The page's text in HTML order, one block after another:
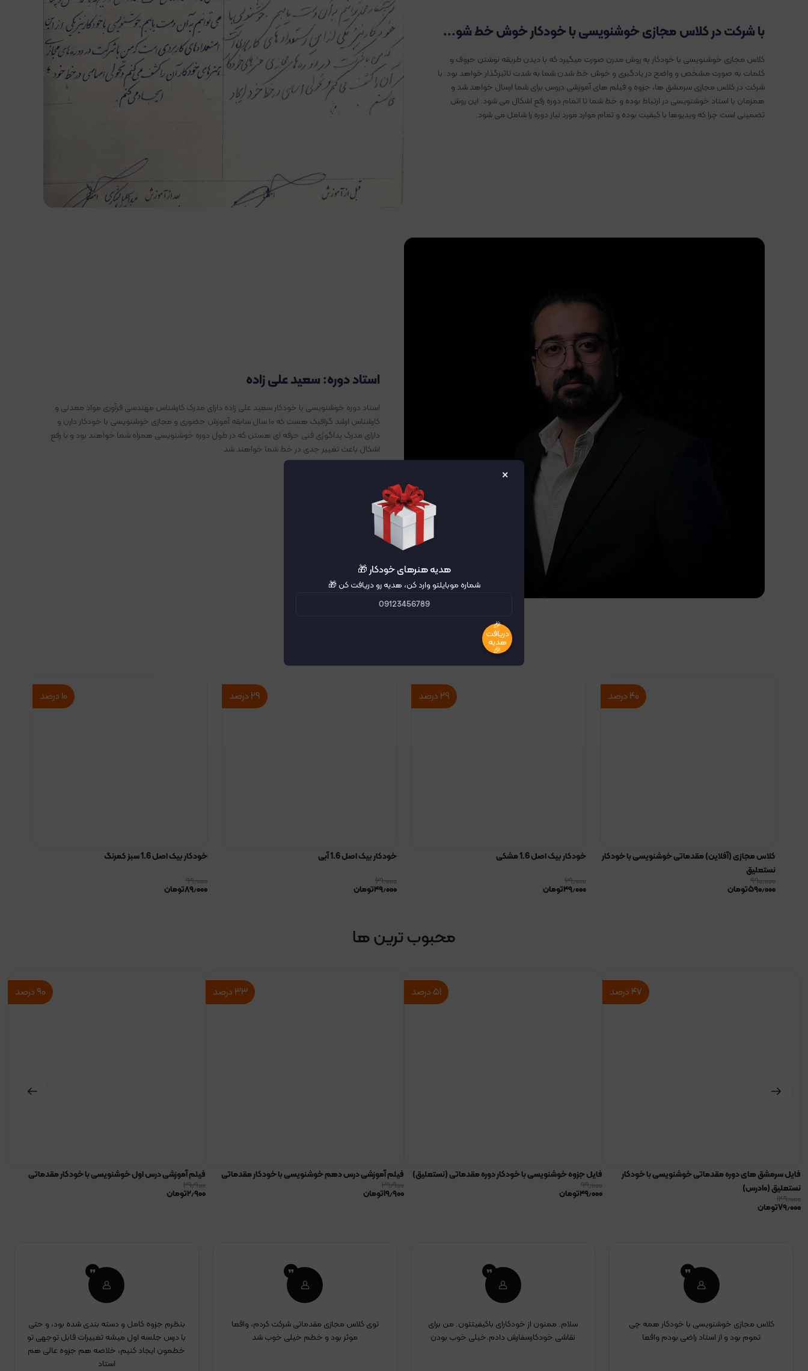
با شرکت در کلاس مجازی خوشنویسی با خودکار خوش خط شو...
کلاس مجازی خوشنویسی با خودکار به روش مدرن صورت میگیرد که با دیدن طریقه نوشتن حروف و
کلمات به صورت مشخص و واضح در یادگیری و خوش خط شدن شما به شدت تاثیرگذار خواهد بود. با
شرکت در کلاس مجازی سرمشق ها، جزوه و فیلم های آموزشی دروس برای شما ارسال خواهد شد و
همزمان با استاد خوشنویسی در ارتباط بوده و خط شما تا اتمام دوره رفع اشکال می شود. این روش
تضمینی است چرا که ویدیوها با کیفیت بوده و تمام موارد مورد نیاز دوره را شامل می شود.
استاد دوره: سعید علی زاده
استاد دوره خوشنویسی با خودکار سعید علی زاده دارای مدرک کارشناس مهندسی فرآوری مواد معدنی و
کارشناس ارشد گرافیک هست که ۱۰ سال سابقه آموزش حضوری و مجازی خوشنویسی با خودکار دارن و
دارای مدرک پداگوژی فنی حرفه ای هستن که در طول دوره خوشنویسی همراه شما خواهند بود و با رفع
اشکال باعث تغییر جدی در خط شما خواهند شد
۴۰ درصد
کلاس مجازی (آفلاین) مقدماتی خوشنویسی با خودکار
نستعلیق
۹۹۰٫۰۰۰
۵۹۰٫۰۰۰تومان
۲۹ درصد
خودکار بیک اصل 1.6 مشکی
۶۹٫۰۰۰
۴۹٫۰۰۰تومان
۲۹ درصد
خودکار بیک اصل 1.6 آبی
۶۹٫۰۰۰
۴۹٫۰۰۰تومان
۱۰ درصد
خودکار بیک اصل 1.6 سبز کمرنگ
۹۹٫۰۰۰
۸۹٫۰۰۰تومان
محبوب ترین ها
۴۷ درصد
فایل سرمشق های دوره مقدماتی خوشنویسی با خودکار
نستعلیق (۱۰درس)
۱۴۹٫۰۰۰
۷۹٫۰۰۰تومان
۵۱ درصد
فایل جزوه خوشنویسی با خودکار دوره مقدماتی (نستعلیق)
۹۹٫۰۰۰
۴۹٫۰۰۰تومان
۳۳ درصد
فیلم آموزشی درس دهم خوشنویسی با خودکار مقدماتی
۲۹٫۹۰۰
۱۹٫۹۰۰تومان
۹۰درصد
فیلم آموزشی درس اول خوشنویسی با خودکار مقدماتی
۲۹٫۹۰۰
۲٫۹۰۰تومان
کلاس مجازی خوشنویسی با خودکار همه چی
تموم بود و از استاد راضی بودم واقعا
سلام. ممنون از خودکارای باکیفیتتون. من برای
نقاشی خودکارسفارش دادم.خیلی خوب بودن
توی کلاس مجازی مقدماتی شرکت کردم، واقعا
موثر بود و خطم خیلی خوب شد
بنظرم جزوه کامل و دسته بندی شده بود، و حتی
با درس جلسه اول میشه تغییرات قابل توجهی تو
خطمون ایجاد کنیم، خلاصه هم جزوه عالی هم
استاد
×
هدیه هنرهای خودکار 🎁
شماره موبایلتو وارد کن، هدیه رو دریافت کن 🎁
🎉
دریافت
هدیه
🎉